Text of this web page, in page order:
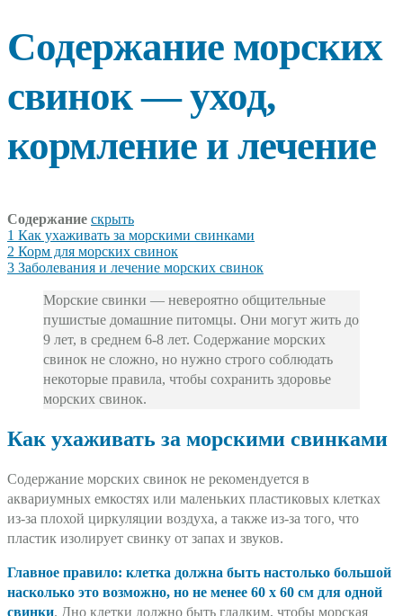
Содержание морских
свинок — уход,
кормление и лечение
Содержание скрыть
1 Как ухаживать за морскими свинками
2 Корм для морских свинок
3 Заболевания и лечение морских свинок
Морские свинки — невероятно общительные
пушистые домашние питомцы. Они могут жить до
9 лет, в среднем 6-8 лет. Содержание морских
свинок не сложно, но нужно строго соблюдать
некоторые правила, чтобы сохранить здоровье
морских свинок.
Как ухаживать за морскими свинками
Содержание морских свинок не рекомендуется в
аквариумных емкостях или маленьких пластиковых клетках
из-за плохой циркуляции воздуха, а также из-за того, что
пластик изолирует свинку от запах и звуков.
Главное правило: клетка должна быть настолько большой
насколько это возможно, но не менее 60 х 60 см для одной
свинки. Дно клетки должно быть гладким, чтобы морская